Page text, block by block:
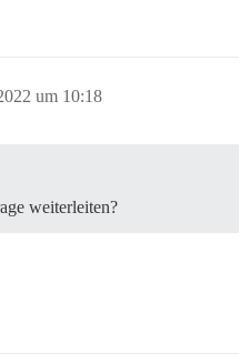
um 10:18
weiterleiten?